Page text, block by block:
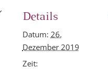
Details
Datum: 26.
Dezember 2019
Zeit: